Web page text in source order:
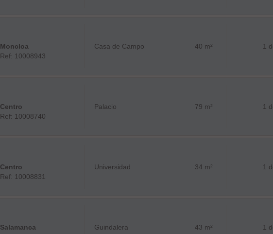
Moncloa
Ref: 10008943
Casa de Campo 40 m² 1
Centro
Ref: 10008740
Palacio 79 m² 1
Centro
Ref: 10008831
Universidad 34 m² 1
Salamanca
Guindalera 43 m² 1